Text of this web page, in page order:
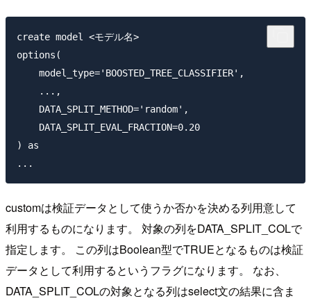
create model <モデル名>
options(
    model_type='BOOSTED_TREE_CLASSIFIER',
    ...,
    DATA_SPLIT_METHOD='random',
    DATA_SPLIT_EVAL_FRACTION=0.20
) as
customは検証データとして使うか否かを決める列用意して
利用するものになります。 対象の列をDATA_SPLIT_COLで
指定します。 この列はBoolean型でTRUEとなるものは検証
データとして利用するというフラグになります。 なお、
DATA_SPLIT_COLの対象となる列はselect文の結果に含ま